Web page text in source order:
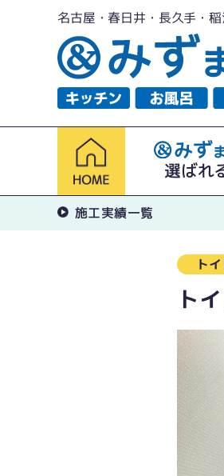
名古屋・春日井・長久手・
選ばれ
施工実績一覧
ト
ト